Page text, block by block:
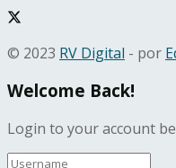
© 2023 RV Digital - por
Welcome Back!
Login to your account